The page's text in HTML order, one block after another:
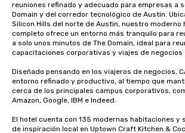
reuniones refinado y adecuado para empresas a
Domain y del corredor tecnológico de Austin.
Silicon Hills del norte de Austin, nuestro moderno
completo ofrece un entorno más tranquilo para
a solo unos minutos de The Domain, ideal para
capacitaciones corporativas y viajes de negocios
Diseñado pensando en los viajeros de negocios,
entorno refinado y productivo, al tiempo que
cerca de los principales campus corporativos,
Amazon, Google, IBM e Indeed.
El hotel cuenta con 135 modernas habitaciones y
de inspiración local en Uptown Craft Kitchen &